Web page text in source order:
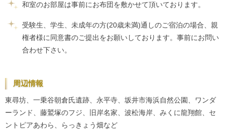
和室のお部屋は事前にお布団を敷かせて頂いております。
受験生、学生、未成年の方(20歳未満)通しのご宿泊の場合、親
権者様に同意書のご提出をお願いしております。事前にお問い
合わせ下さい。
周辺情報
東尋坊、一乗谷朝倉氏遺跡、永平寺、坂井市海浜自然公園、ワンダ
ーランド、藤鷲塚のフジ、旧岸名家、波松海岸、みくに龍翔館、セ
ントピアあわら、らっきょう畑など